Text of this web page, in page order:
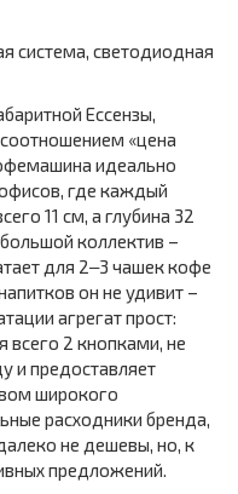
система, светодиодная
Ессензы,
«цена
идеально
где каждый
11 см, а глубина 32
коллектив –
для 2‒3 чашек кофе
он не удивит –
агрегат прост:
всего 2 кнопками, не
и предоставляет
широкого
расходники бренда,
не дешевы, но, к
предложений.